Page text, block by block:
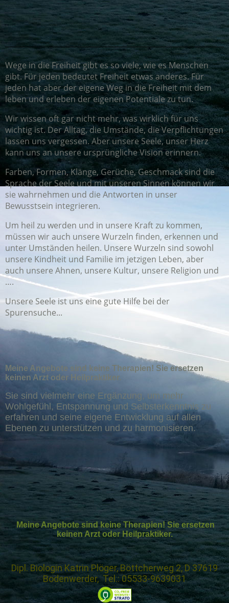
Wege in die Freiheit gibt es so viele, wie es Menschen
gibt. Für jeden bedeutet Freiheit etwas anderes. Für
jeden hat aber der eigene Weg in die Freiheit mit dem
leben und erleben der eigenen Potentiale zu tun.
Wir wissen oft gar nicht mehr, was wirklich für uns
wichtig ist. Der Alltag, die Umstände, die Verpflichtungen
lassen uns vergessen. Aber unsere Seele, unser Herz
kann uns an unsere ursprüngliche Vision erinnern.
Farben, Formen, Klänge, Gerüche, Geschmack sind die
Sprache der Seele und mit unseren Sinnen können wir
sie wahrnehmen und die Antworten in unser
Bewusstsein integrieren.
Um heil zu werden und in unsere Kraft zu kommen,
müssen wir auch unsere Wurzeln finden, erkennen und
unter Umständen heilen. Unsere Wurzeln sind sowohl
unsere Kindheit und Familie im jetzigen Leben, aber
auch unsere Ahnen, unsere Kultur, unsere Religion und
….
Unsere Seele ist uns eine gute Hilfe bei der
Spurensuche...
Meine Angebote sind keine Therapien! Sie ersetzen
keinen Arzt oder Heilpraktiker.
Sie sind vielmehr eine Ergänzung, um mehr
Wohlgefühl, Entspannung und Selbsterkenntnis zu
erfahren und seine eigene Entwicklung auf allen
Ebenen zu unterstützen und zu harmonisieren.
Meine Angebote sind keine Therapien! Sie ersetzen
keinen Arzt oder Heilpraktiker.
Dipl. Biologin Katrin Plöger, Böttcherweg 2, D 37619
Bodenwerder, Tel.: 05533-9639031